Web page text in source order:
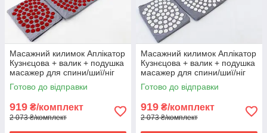
Масажний килимок Аплікатор
Кузнєцова + валик + подушка
масажер для спини/шиї/ніг
OSPORT Lotus Set (n-0003)
Сіро-червоний
Готово до відправки
919 ₴/комплект
2 073 ₴/комплект
Масажний килимок Аплікатор
Кузнєцова + валик + подушка
масажер для спини/шиї/ніг
OSPORT Lotus Set (n-0003)
Сіро-білий
Готово до відправки
919 ₴/комплект
2 073 ₴/комплект